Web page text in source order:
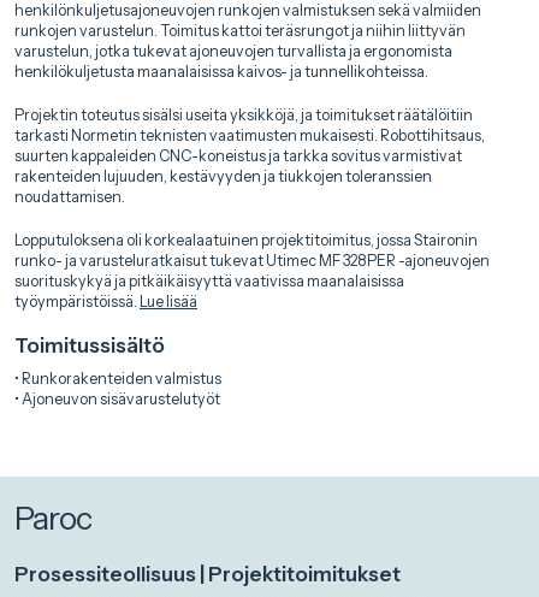
henkilönkuljetusajoneuvojen runkojen valmistuksen sekä valmiiden
runkojen varustelun. Toimitus kattoi teräsrungot ja niihin liittyvän
varustelun, jotka tukevat ajoneuvojen turvallista ja ergonomista
henkilökuljetusta maanalaisissa kaivos- ja tunnellikohteissa.
Projektin toteutus sisälsi useita yksikköjä, ja toimitukset räätälöitiin
tarkasti Normetin teknisten vaatimusten mukaisesti. Robottihitsaus,
suurten kappaleiden CNC-koneistus ja tarkka sovitus varmistivat
rakenteiden lujuuden, kestävyyden ja tiukkojen toleranssien
noudattamisen.
Lopputuloksena oli korkealaatuinen projektitoimitus, jossa Staironin
runko- ja varusteluratkaisut tukevat Utimec MF 328 PER -ajoneuvojen
suorituskykyä ja pitkäikäisyyttä vaativissa maanalaisissa
työympäristöissä. Lue lisää
Toimitussisältö
• Runkorakenteiden valmistus
• Ajoneuvon sisävarustelutyöt
Paroc
Prosessiteollisuus | Projektitoimitukset